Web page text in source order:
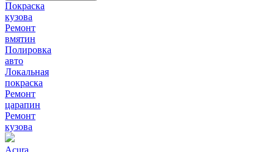
Покраска
кузова
Ремонт
вмятин
Полировка
авто
Локальная
покраска
Ремонт
царапин
Ремонт
кузова
Acura